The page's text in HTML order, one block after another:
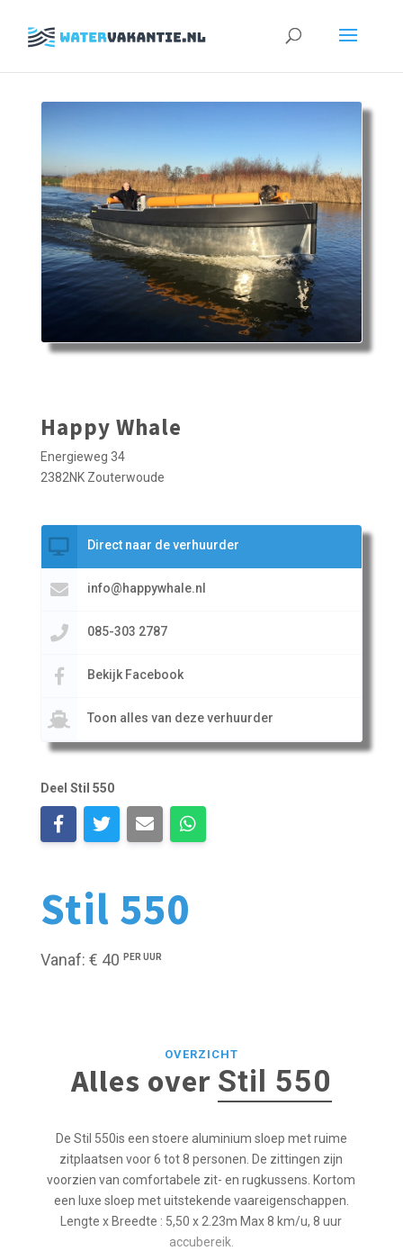
Zoeken
Stil 550
Vanaf: € 40 PER UUR
Happy Whale
Energieweg 34
2382NK Zouterwoude
Direct naar de verhuurder
info@happywhale.nl
085-303 2787
Bekijk Facebook
Toon alles van deze verhuurder
Deel Stil 550
OVERZICHT
Alles over Stil 550
De Stil 550is een stoere aluminium sloep met ruime
zitplaatsen voor 6 tot 8 personen. De zittingen zijn
voorzien van comfortabele zit- en rugkussens. Kortom
een luxe sloep met uitstekende vaareigenschappen.
Lengte x Breedte : 5,50 x 2.23m Max 8 km/u, 8 uur
accubereik.